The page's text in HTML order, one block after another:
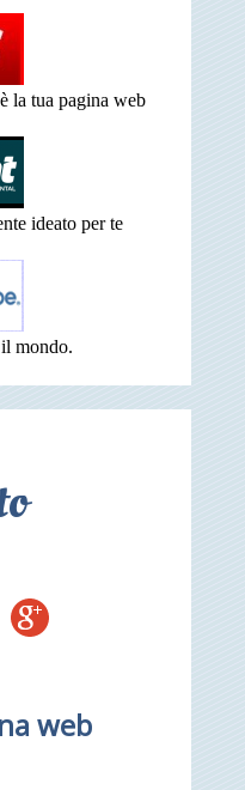
la tua pagina web
ideato per te
mondo.
web